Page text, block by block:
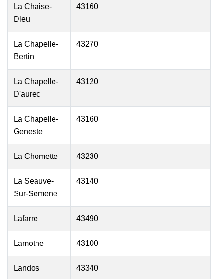
La Chaise-
Dieu
43160
La Chapelle-
Bertin
43270
La Chapelle-
D'aurec
43120
La Chapelle-
Geneste
43160
La Chomette 43230
La Seauve-
Sur-Semene
43140
Lafarre 43490
Lamothe 43100
Landos 43340